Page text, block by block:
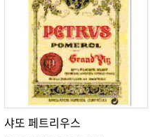
샤또 페트리우스